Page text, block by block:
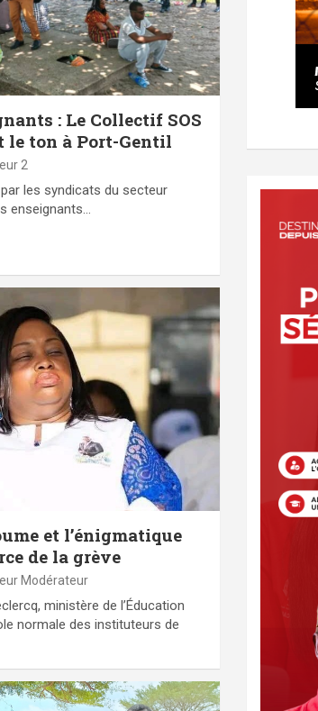
: Le Collectif SOS
ton à Port-Gentil
2
les syndicats du secteur
enseignants…
et l’énigmatique
de la grève
Modérateur
ministère de l’Éducation
normale des instituteurs de